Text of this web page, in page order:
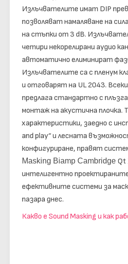
Излъчвателите имат DIP
позволяват намаляване на
на стъпки от 3 dB.
четири некорелирани аудио
автоматично елиминират
Излъчвателите са с пленум
и отговарят на UL 2043.
предлага стандартно с
монтаж на акустична плочка.
характеристики, заедно с
and play“ и лесната
конфигуриране, правят
Masking Biamp Cambridge Qt
интелигентно
ефективните системи за
пазара днес.
Какво е Sound Masking и как